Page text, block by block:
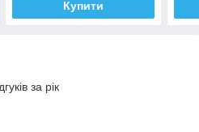
Купити
за рік